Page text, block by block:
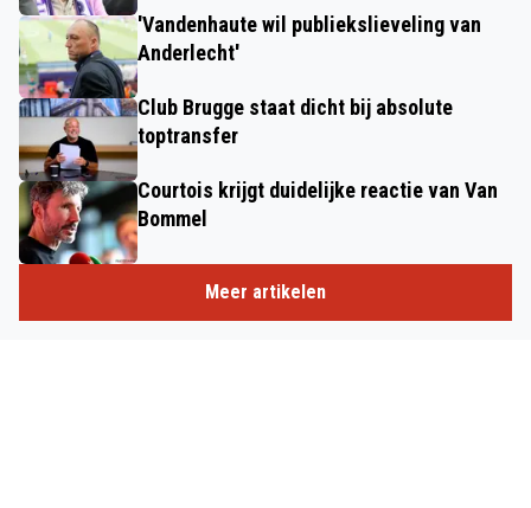
'Vandenhaute wil publiekslieveling van
Anderlecht'
Club Brugge staat dicht bij absolute
toptransfer
Courtois krijgt duidelijke reactie van Van
Bommel
Meer artikelen